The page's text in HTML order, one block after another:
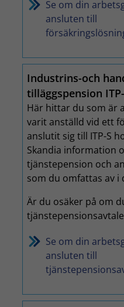
Se om din
ansluten till
Industrins-och
tilläggspension
Här hittar du som är
varit anställd vid ett
anslutit sig till ITP-S
Skandia information
tjänstepension och
som du omfattas av i
Är du osäker på om
Se om din
ansluten till